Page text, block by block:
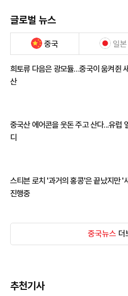
글로벌 뉴스
중국 일본
희토류 다음은 광모듈…중국이 움켜쥔
산
중국산 에어콘을 웃돈 주고 산다...유럽
디
스티븐 로치 '과거의 홍콩'은 끝났지만 '
진행중
중국뉴스 더
추천기사